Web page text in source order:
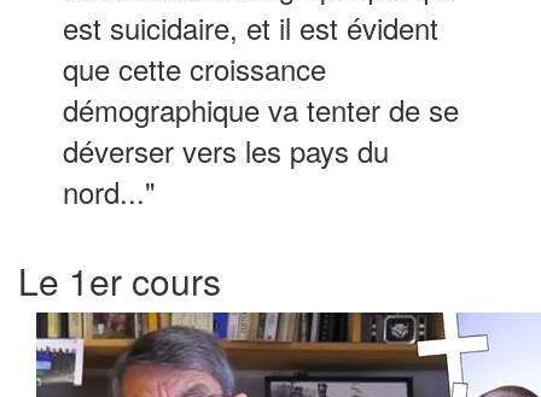
est suicidaire, et il est évident
que cette croissance
démographique va tenter de se
déverser vers les pays du
nord..."
Le 1er cours